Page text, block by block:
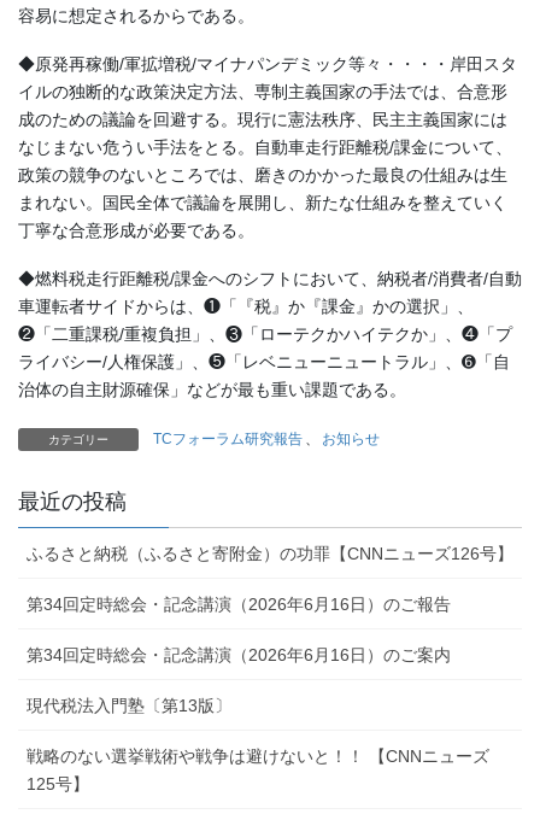
容易に想定されるからである。
◆原発再稼働/軍拡増税/マイナパンデミック等々・・・・岸田スタ
イルの独断的な政策決定方法、専制主義国家の手法では、合意形
成のための議論を回避する。現行に憲法秩序、民主主義国家には
なじまない危うい手法をとる。自動車走行距離税/課金について、
政策の競争のないところでは、磨きのかかった最良の仕組みは生
まれない。国民全体で議論を展開し、新たな仕組みを整えていく
丁寧な合意形成が必要である。
◆燃料税走行距離税/課金へのシフトにおいて、納税者/消費者/自動
車運転者サイドからは、❶「『税』か『課金』かの選択」、
❷「二重課税/重複負担」、❸「ローテクかハイテクか」、❹「プ
ライバシー/人権保護」、❺「レベニューニュートラル」、➏「自
治体の自主財源確保」などが最も重い課題である。
カテゴリー TCフォーラム研究報告 お知らせ
最近の投稿
ふるさと納税（ふるさと寄附金）の功罪【CNNニューズ126号】
第34回定時総会・記念講演（2026年6月16日）のご報告
第34回定時総会・記念講演（2026年6月16日）のご案内
現代税法入門塾〔第13版〕
戦略のない選挙戦術や戦争は避けないと！！ 【CNNニューズ
125号】